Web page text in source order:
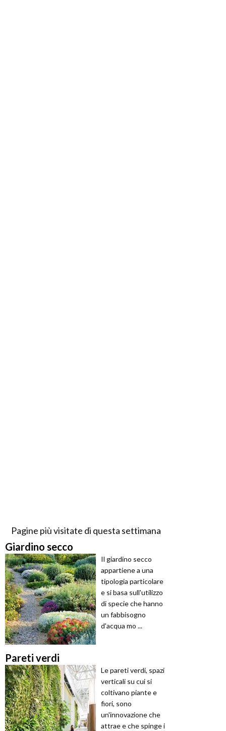
Pagine più visitate di questa settimana
Giardino secco
Il giardino secco
appartiene a una
tipologia particolare
e si basa sull'utilizzo
di specie che hanno
un fabbisogno
d'acqua mo ...
Pareti verdi
Le pareti verdi, spazi
verticali su cui si
coltivano piante e
fiori, sono
un'innovazione che
attrae e che spinge i